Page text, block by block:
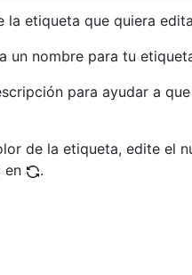
la etiqueta que quiera
un nombre para tu
para ayudar a
de la etiqueta, edite el
en
.